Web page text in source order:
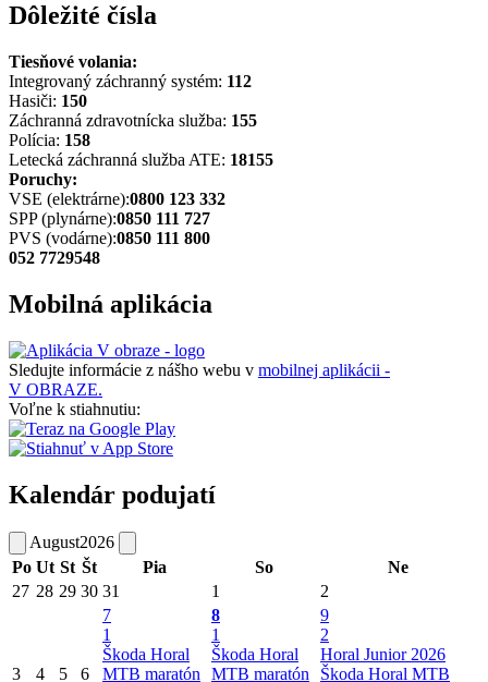
Dôležité čísla
Tiesňové volania:
Integrovaný záchranný systém: 112
Hasiči: 150
Záchranná zdravotnícka služba: 155
Polícia: 158
Letecká záchranná služba ATE: 18155
Poruchy:
VSE (elektrárne):0800 123 332
SPP (plynárne):0850 111 727
PVS (vodárne):0850 111 800
052 7729548
Mobilná aplikácia
Sledujte informácie z nášho webu v mobilnej aplikácii -
V OBRAZE.
Voľne k stiahnutiu:
Kalendár podujatí
August2026
Po Ut St Št Pia So
Ne
27 28 29 30 31 1 2
3 4 5 6
7
1
Škoda Horal
MTB maratón
8
1
Škoda Horal
MTB maratón
9
2
Horal Junior 2026
Škoda Horal MTB